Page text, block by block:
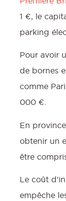
1 €, le
parking
Pour avoir
de bornes
comme
000 €.
En
obtenir un
être
Le coût
empêche